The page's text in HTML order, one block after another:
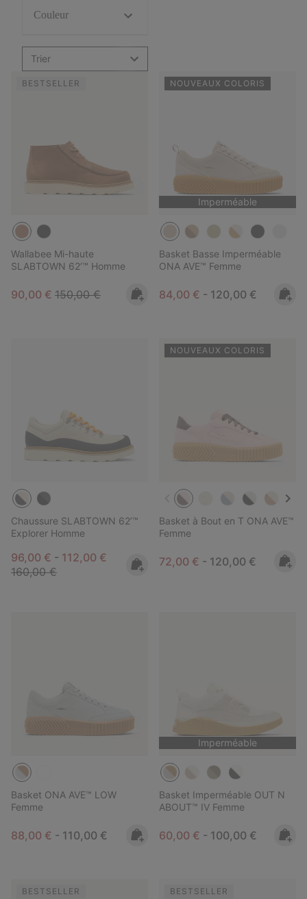
Couleur
Trier
BESTSELLER
Wallabee Mi-haute
SLABTOWN 62’™ Homme
Sale price:
90,00 € Regular price:
150,00 €
NOUVEAUX COLORIS
Imperméable
Basket Basse Imperméable
ONA AVE™ Femme
Minimum sale price:
84,00 € - Maximum price:
120,00 €
Chaussure SLABTOWN 62’™
Explorer Homme
Minimum sale price:
96,00 € - Maximum sale price:
112,00 € Regular price:
160,00 €
NOUVEAUX COLORIS
Basket à Bout en T ONA AVE™
Femme
Minimum sale price:
72,00 € - Maximum price:
120,00 €
Basket ONA AVE™ LOW
Femme
Minimum sale price:
88,00 € - Maximum price:
110,00 €
Imperméable
Basket Imperméable OUT N
ABOUT™ IV Femme
Minimum sale price:
60,00 € - Maximum price:
100,00 €
BESTSELLER BESTSELLER